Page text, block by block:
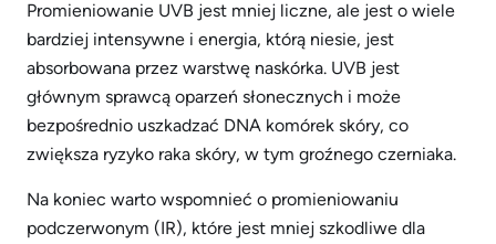
Promieniowanie UVB jest mniej liczne, ale jest o wiele
bardziej intensywne i energia, którą niesie, jest
absorbowana przez warstwę naskórka. UVB jest
głównym sprawcą oparzeń słonecznych i może
bezpośrednio uszkadzać DNA komórek skóry, co
zwiększa ryzyko raka skóry, w tym groźnego czerniaka.
Na koniec warto wspomnieć o promieniowaniu
podczerwonym (IR), które jest mniej szkodliwe dla